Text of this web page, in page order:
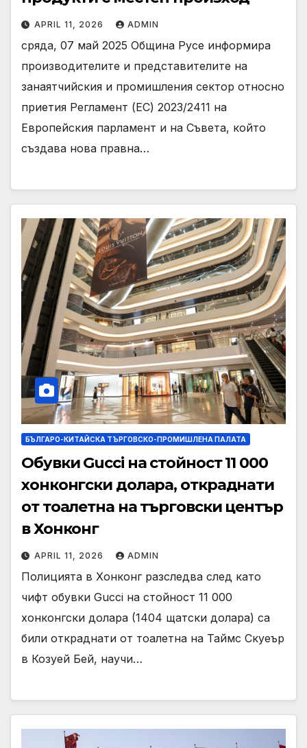
APRIL 11, 2026 ADMIN
сряда, 07 май 2025 Община Русе информира
производителите и представителите на
занаятчийския и промишления сектор относно
приетия Регламент (ЕС) 2023/2411 на
Европейския парламент и на Съвета, който
създава нова правна…
БЪЛГАРО-КИТАЙСКА ТЪРГОВСКО-ПРОМИШЛЕНА ПАЛАТА
Обувки Gucci на стойност 11 000
хонконгски долара, откраднати
от тоалетна на търговски център
в Хонконг
APRIL 11, 2026 ADMIN
Полицията в Хонконг разследва след като
чифт обувки Gucci на стойност 11 000
хонконгски долара (1404 щатски долара) са
били откраднати от тоалетна на Таймс Скуеър
в Козуей Бей, научи…